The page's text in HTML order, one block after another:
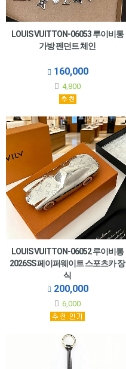
LOUIS VUITTON-06053 루이비통
가방 펜던트 체인
160,000
4,800
LOUIS VUITTON-06052 루이비통
2026SS 페이퍼웨이트 스포츠카 장
식
200,000
6,000